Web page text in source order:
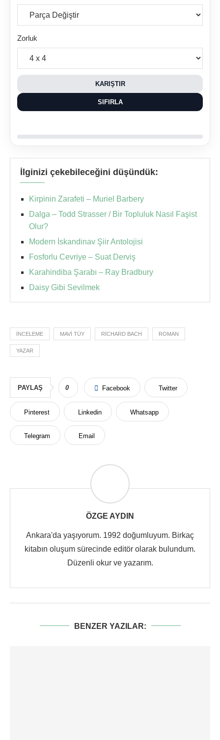
Zorluk
KARIŞTIR
SIFIRLA
İlginizi çekebileceğini düşündük:
Kirpinin Zarafeti – Muriel Barbery
Dalga – Todd Strasser / Bir Topluluk Nasıl Faşist
Olur?
Modern İskandinav Şiir Antolojisi
Fosforlu Cevriye – Suat Derviş
Karahindiba Şarabı – Ray Bradbury
Daisy Gibi Sevilmek
INCELEME MAVI TÜY RICHARD BACH ROMAN
YAZAR
PAYLAŞ 0 Facebook Twitter
Pinterest Linkedin Whatsapp
Telegram Email
ÖZGE AYDIN
Ankara'da yaşıyorum. 1992 doğumluyum. Birkaç
kitabın oluşum sürecinde editör olarak bulundum.
Düzenli okur ve yazarım.
BENZER YAZILAR: